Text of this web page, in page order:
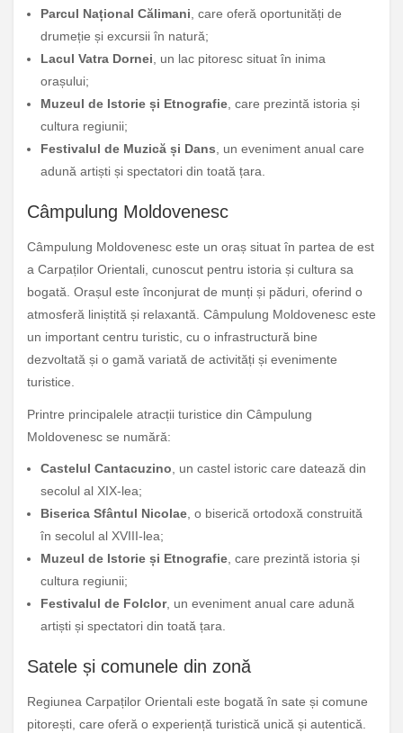
Parcul Național Călimani , care oferă oportunități de
drumeție și excursii în natură;
Lacul Vatra Dornei , un lac pitoresc situat în inima
orașului;
Muzeul de Istorie și Etnografie , care prezintă istoria și
cultura regiunii;
Festivalul de Muzică și Dans , un eveniment anual care
adună artiști și spectatori din toată țara.
Câmpulung Moldovenesc
Câmpulung Moldovenesc este un oraș situat în partea de est
a Carpaților Orientali, cunoscut pentru istoria și cultura sa
bogată. Orașul este înconjurat de munți și păduri, oferind o
atmosferă liniștită și relaxantă. Câmpulung Moldovenesc este
un important centru turistic, cu o infrastructură bine
dezvoltată și o gamă variată de activități și evenimente
turistice.
Printre principalele atracții turistice din Câmpulung
Moldovenesc se numără:
Castelul Cantacuzino , un castel istoric care datează din
secolul al XIX-lea;
Biserica Sfântul Nicolae , o biserică ortodoxă construită
în secolul al XVIII-lea;
Muzeul de Istorie și Etnografie , care prezintă istoria și
cultura regiunii;
Festivalul de Folclor, un eveniment anual care adună
artiști și spectatori din toată țara.
Satele și comunele din zonă
Regiunea Carpaților Orientali este bogată în sate și comune
pitorești, care oferă o experiență turistică unică și autentică.